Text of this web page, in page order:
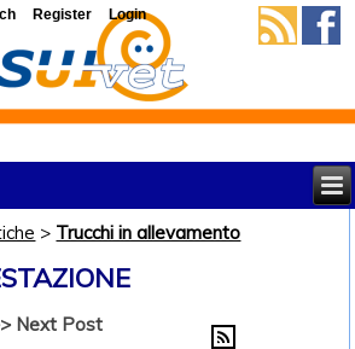
> Trucchi in allevamento
Next Post
Register Login